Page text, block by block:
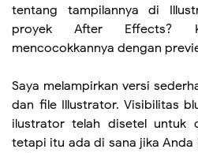
tentang tampilannya di
proyek After Effects?
mencocokkannya dengan
Saya melampirkan versi
dan file Illustrator. Visibilitas
ilustrator telah disetel untuk
tetapi itu ada di sana jika